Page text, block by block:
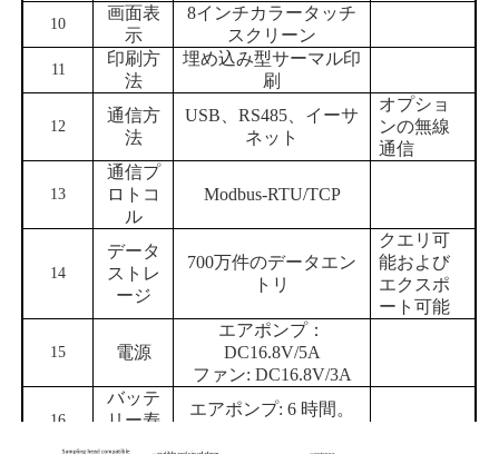
10
画面表
示
8インチカラータッチ
スクリーン
11
印刷方
法
埋め込み型サーマル印
刷
12
通信方
法
USB、RS485、 イーサ
ネット
オプショ
ンの無線
通信
13
通信プ
ロトコ
ル
Modbus-RTU/TCP
14
データ
ストレ
ージ
700万件のデータエン
トリ
クエリ可
能および
エクスポ
ート可能
15 電源
エアポンプ：
DC16.8V/5A
ファン: DC16.8V/3A
16
バッテ
リー寿
エアポンプ: 6 時間。